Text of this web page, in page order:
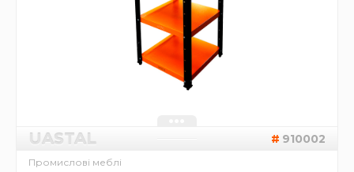
UASTAL 910002
Промислові меблі